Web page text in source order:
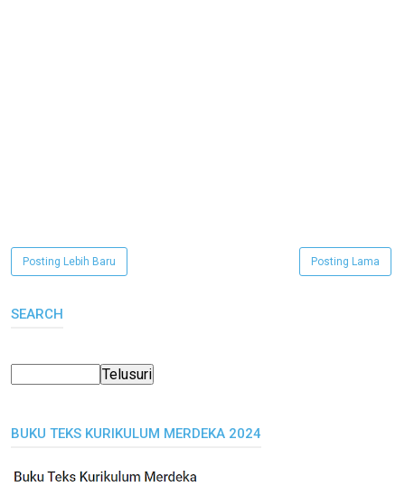
Posting Lebih Baru Posting Lama
SEARCH
BUKU TEKS KURIKULUM MERDEKA 2024